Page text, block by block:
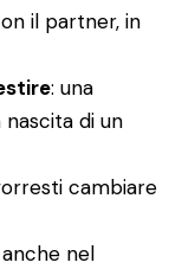
il partner, in
: una
di un
cambiare
nel